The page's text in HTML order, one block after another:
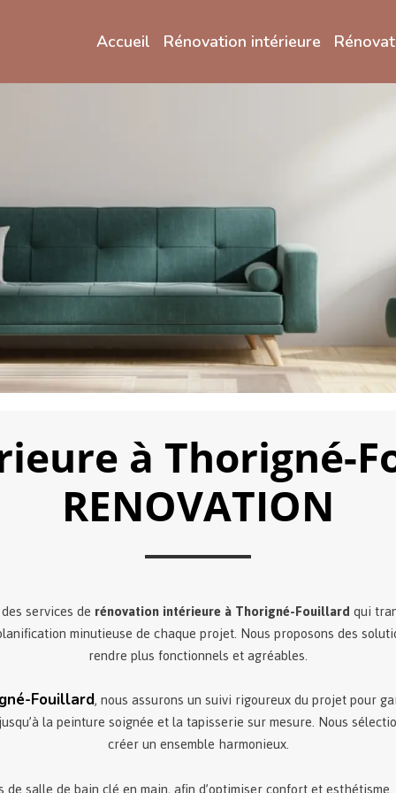
Accueil Rénovation intérieure
à Thorigné-
RENOVATION
services de rénovation intérieure à Thorigné-Fouillardqui
minutieuse de chaque projet. Nous proposons des
rendre plus fonctionnels et agréables.
Fouillard, nous assurons un suivi rigoureux du projet pour
la peinture soignée et la tapisserie sur mesure. Nous
créer un ensemble harmonieux.